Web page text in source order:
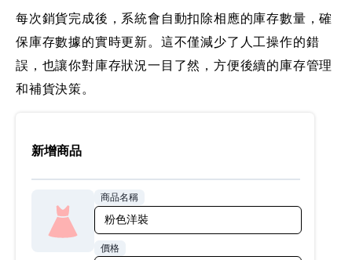
每次銷貨完成後，系統會自動扣除相應的庫存數量，確
保庫存數據的實時更新。這不僅減少了人工操作的錯
誤，也讓你對庫存狀況一目了然，方便後續的庫存管理
和補貨決策。
新增商品
商品名稱
價格